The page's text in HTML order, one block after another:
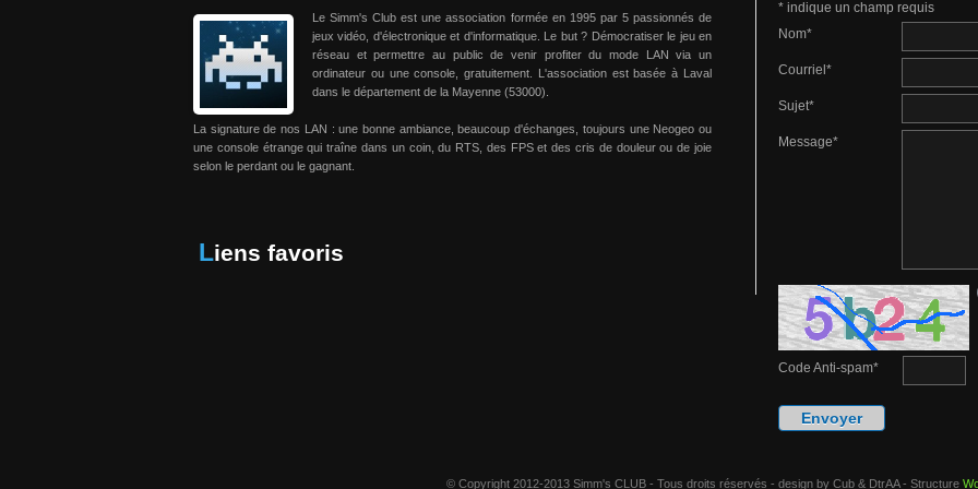
Le Simm's Club est une association formée en 1995 par 5 passionnés de
jeux vidéo, d'électronique et d'informatique. Le but ? Démocratiser le jeu en
réseau et permettre au public de venir profiter du mode LAN via un
ordinateur ou une console, gratuitement. L'association est basée à Laval
dans le département de la Mayenne (53000).
La signature de nos LAN : une bonne ambiance, beaucoup d'échanges, toujours une Neogeo ou
une console étrange qui traîne dans un coin, du RTS, des FPS et des cris de douleur ou de joie
selon le perdant ou le gagnant.
Liens favoris
* indique un champ requis
Nom*
Courriel*
Sujet*
Message*
Code Anti-spam*
© Copyright 2012-2013 Simm's CLUB - Tous droits réservés - design by Cub & DtrAA - Structure